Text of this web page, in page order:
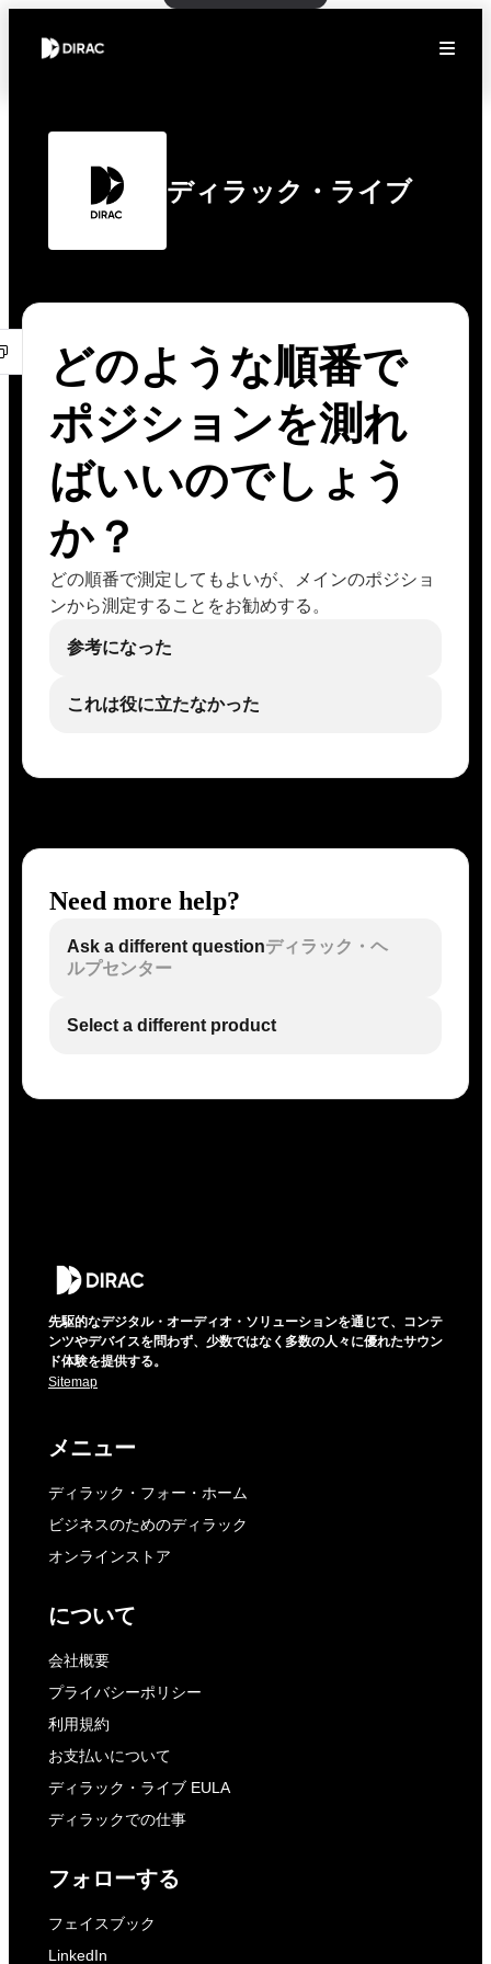
ディラック・ライブ
どのような順番で
ポジションを測れ
ばいいのでしょう
か？
どの順番で測定してもよいが、メインのポジショ
ンから測定することをお勧めする。
参考になった
これは役に立たなかった
Need more help?
Ask a different questionディラック・ヘ
ルプセンター
Select a different product
先駆的なデジタル・オーディオ・ソリューションを通じて、コンテ
ンツやデバイスを問わず、少数ではなく多数の人々に優れたサウン
ド体験を提供する。
Sitemap
メニュー
ディラック・フォー・ホーム
ビジネスのためのディラック
オンラインストア
について
会社概要
プライバシーポリシー
利用規約
お支払いについて
ディラック・ライブ EULA
ディラックでの仕事
フォローする
フェイスブック
LinkedIn